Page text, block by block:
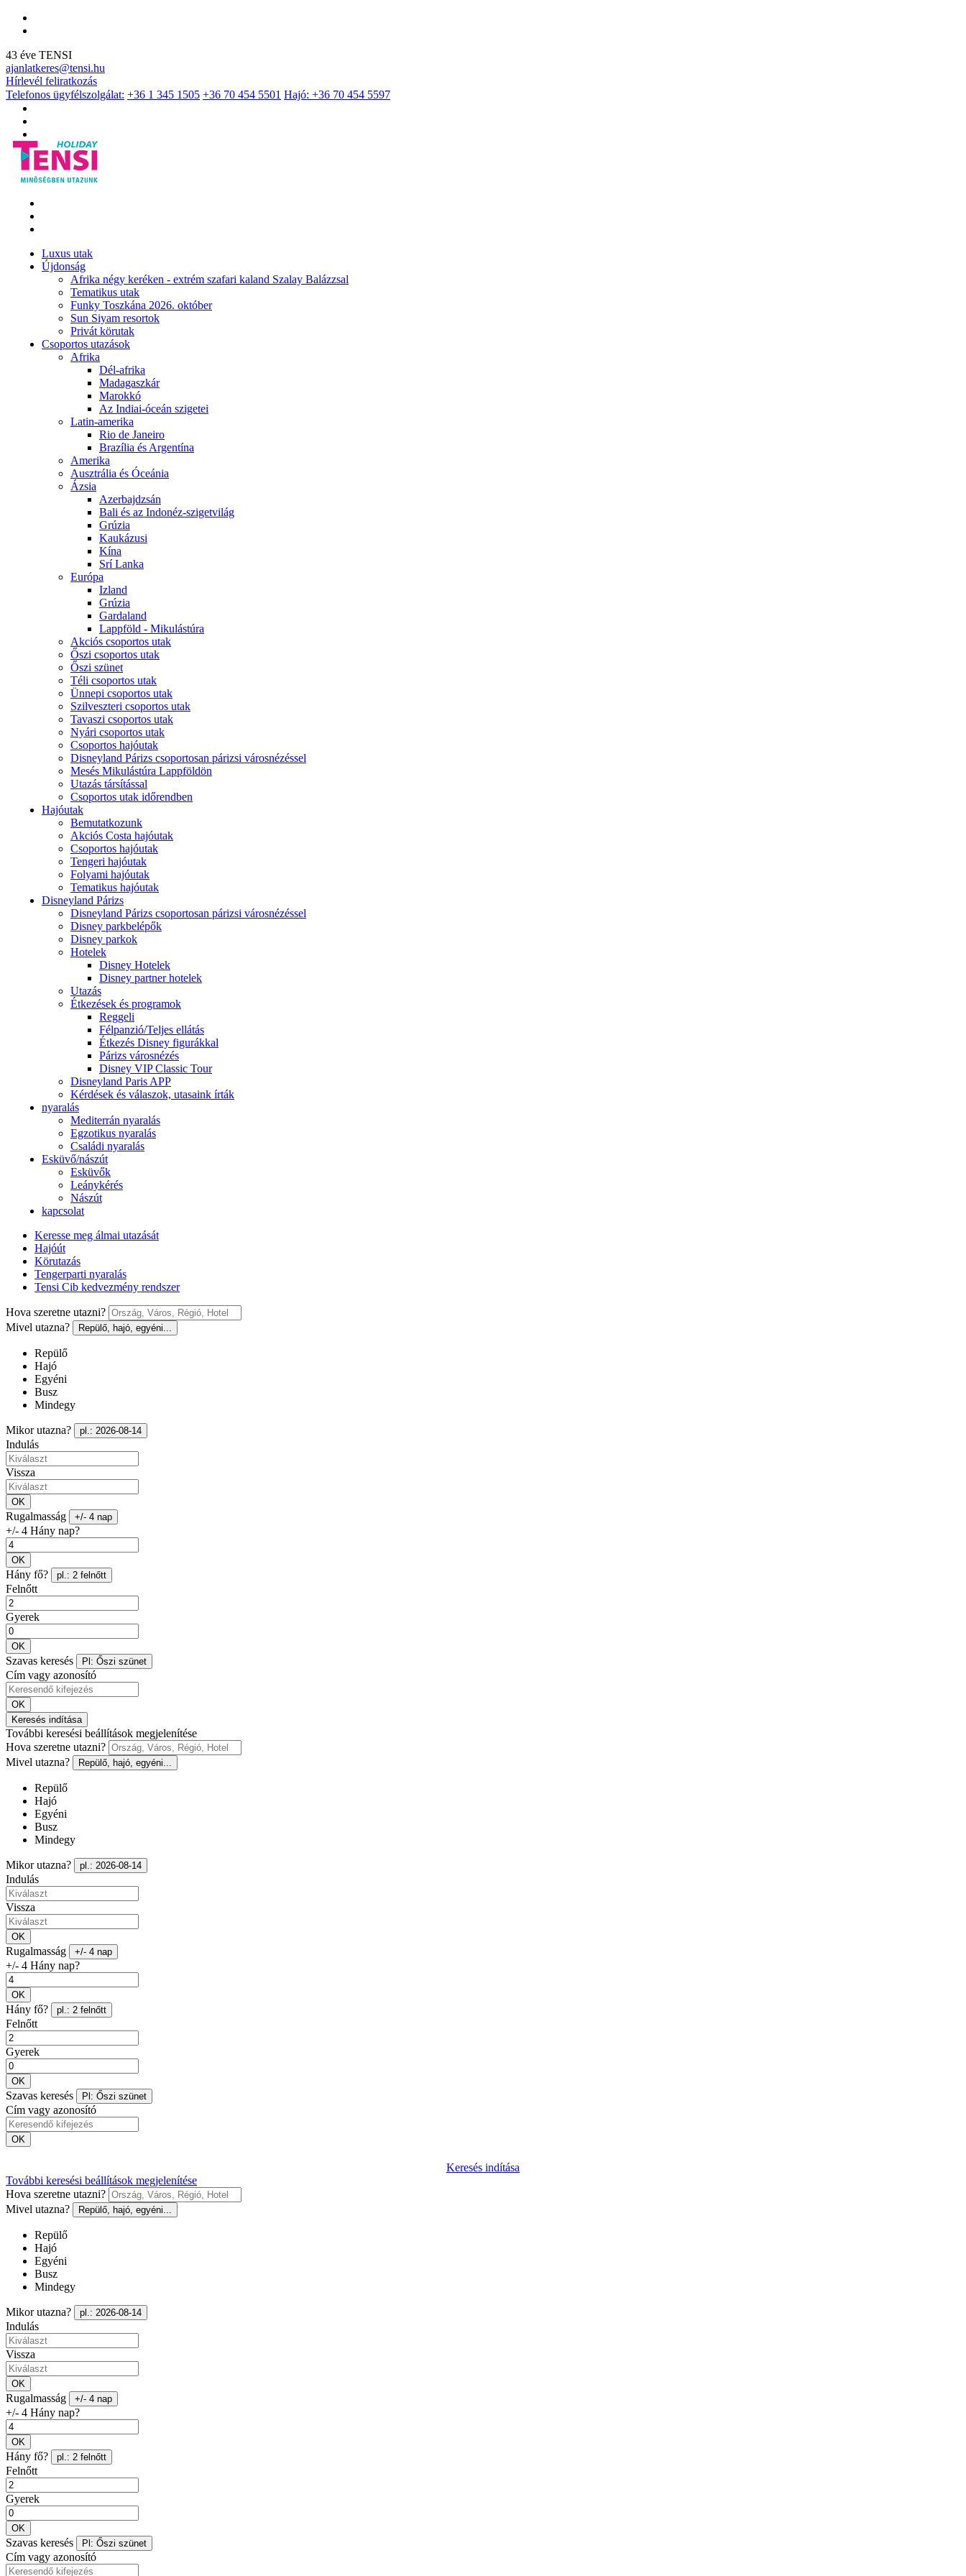
43 éve TENSI
ajanlatkeres@tensi.hu
Hírlevél feliratkozás
Telefonos ügyfélszolgálat: +36 1 345 1505 +36 70 454 5501 Hajó: +36 70 454 5597
Luxus utak
Újdonság
Afrika négy keréken - extrém szafari kaland Szalay Balázzsal
Tematikus utak
Funky Toszkána 2026. október
Sun Siyam resortok
Privát körutak
Csoportos utazások
Afrika
Dél-afrika
Madagaszkár
Marokkó
Az Indiai-óceán szigetei
Latin-amerika
Rio de Janeiro
Brazília és Argentína
Amerika
Ausztrália és Óceánia
Ázsia
Azerbajdzsán
Bali és az Indonéz-szigetvilág
Grúzia
Kaukázusi
Kína
Srí Lanka
Európa
Izland
Grúzia
Gardaland
Lappföld - Mikulástúra
Akciós csoportos utak
Őszi csoportos utak
Őszi szünet
Téli csoportos utak
Ünnepi csoportos utak
Szilveszteri csoportos utak
Tavaszi csoportos utak
Nyári csoportos utak
Csoportos hajóutak
Disneyland Párizs csoportosan párizsi városnézéssel
Mesés Mikulástúra Lappföldön
Utazás társítással
Csoportos utak időrendben
Hajóutak
Bemutatkozunk
Akciós Costa hajóutak
Csoportos hajóutak
Tengeri hajóutak
Folyami hajóutak
Tematikus hajóutak
Disneyland Párizs
Disneyland Párizs csoportosan párizsi városnézéssel
Disney parkbelépők
Disney parkok
Hotelek
Disney Hotelek
Disney partner hotelek
Utazás
Étkezések és programok
Reggeli
Félpanzió/Teljes ellátás
Étkezés Disney figurákkal
Párizs városnézés
Disney VIP Classic Tour
Disneyland Paris APP
Kérdések és válaszok, utasaink írták
nyaralás
Mediterrán nyaralás
Egzotikus nyaralás
Családi nyaralás
Esküvő/nászút
Esküvők
Leánykérés
Nászút
kapcsolat
Keresse meg álmai utazását
Hajóút
Körutazás
Tengerparti nyaralás
Tensi Cib kedvezmény rendszer
Hova szeretne utazni?
Mivel utazna?
Repülő, hajó, egyéni...
Repülő
Hajó
Egyéni
Busz
Mindegy
Mikor utazna? pl.: 2026-08-14
Indulás
Vissza
OK
Rugalmasság +/- 4 nap
+/- 4 Hány nap?
OK
Hány fő? pl.: 2 felnőtt
Felnőtt
Gyerek
OK
Szavas keresés Pl: Őszi szünet
Cím vagy azonosító
OK
Keresés indítása
További keresési beállítások megjelenítése
Hova szeretne utazni?
Mivel utazna?
Repülő, hajó, egyéni...
Repülő
Hajó
Egyéni
Busz
Mindegy
Mikor utazna? pl.: 2026-08-14
Indulás
Vissza
OK
Rugalmasság +/- 4 nap
+/- 4 Hány nap?
OK
Hány fő? pl.: 2 felnőtt
Felnőtt
Gyerek
OK
Szavas keresés Pl: Őszi szünet
Cím vagy azonosító
OK
Keresés indítása
További keresési beállítások megjelenítése
Hova szeretne utazni?
Mivel utazna?
Repülő, hajó, egyéni...
Repülő
Hajó
Egyéni
Busz
Mindegy
Mikor utazna? pl.: 2026-08-14
Indulás
Vissza
OK
Rugalmasság +/- 4 nap
+/- 4 Hány nap?
OK
Hány fő? pl.: 2 felnőtt
Felnőtt
Gyerek
OK
Szavas keresés Pl: Őszi szünet
Cím vagy azonosító